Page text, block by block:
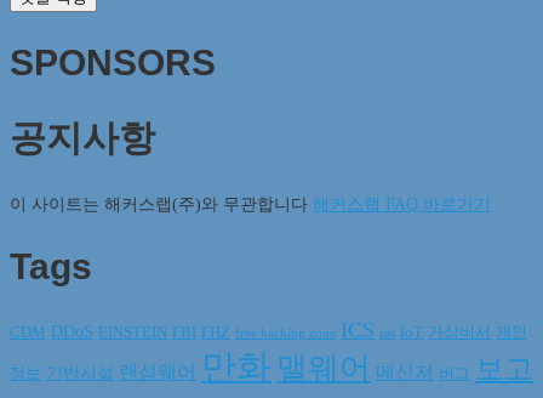
SPONSORS
공지사항
이 사이트는 해커스랩(주)와 무관합니다 해커스랩 FAQ 바로가기
Tags
CDM DDoS EINSTEIN FBI FHZ free hacking zone ICS ios IoT 가상비서 개인
정보 기반시설 랜섬웨어 만화 맬웨어 메신저 버그
보고